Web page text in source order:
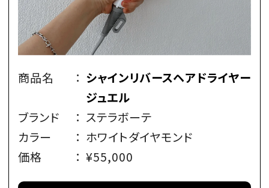
商品名 ： シャインリバースヘアドライヤー
ジュエル
ブランド
： ステラボーテ
カラー
： ホワイトダイヤモンド
価格
： ¥55,000